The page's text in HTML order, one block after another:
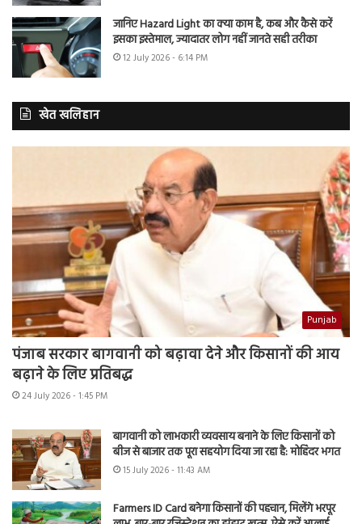
जानिए Hazard Light का क्या काम है, कब और कैसे करें
इसका इस्तेमाल, ज्यादातर लोग नहीं जानते सही तरीका
12 July 2026 - 6:14 PM
खेत खलिहान
Punjab
पंजाब सरकार बागवानी को बढ़ावा देने और किसानों की आय
बढ़ाने के लिए प्रतिबद्ध
24 July 2026 - 1:45 PM
बागवानी को लाभकारी व्यवसाय बनाने के लिए किसानों को
बीज से बाजार तक पूरा सहयोग दिया जा रहा है: मोहिंदर भगत
15 July 2026 - 11:43 AM
Farmers ID Card बनेगा किसानों की पहचान, मिलेंगे भरपूर